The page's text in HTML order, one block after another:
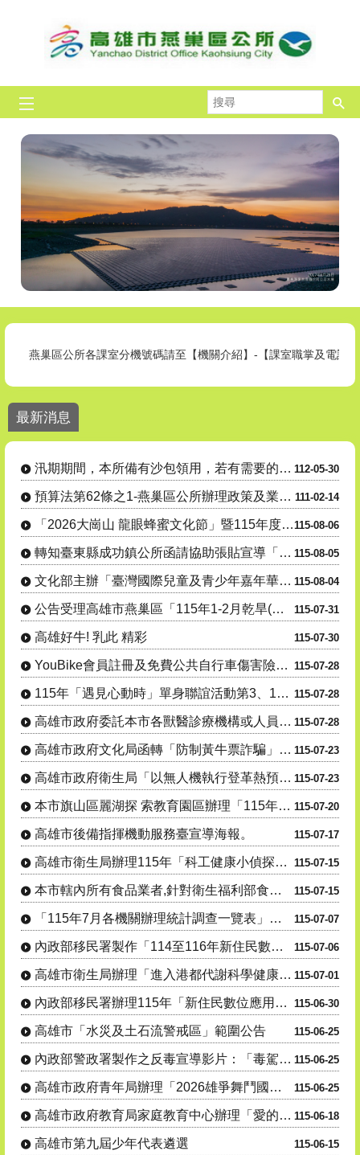
尋
燕巢區公所各課室分機號碼請至【機關介紹】-【課室職掌及電話
汛期間本所備有沙包領用，若有需要的民眾請善加利用。
24小時毒防諮詢專線 : 0800-770-885(請請你、幫幫我)
1. 電池回收3”要” 安全又環保！、2. 點亮綠生活 生活更環保 燈管
最新消息
112-05-30
汛期期間，本所備有沙包領用，若有需要的民眾請善加利用。
111-02-14
預算法第62條之1-燕巢區公所辦理政策及業務宣導之執行情形表
115-08-06
「2026大崗山 龍眼蜂蜜文化節」暨115年度產銷履歷豬肉暨米食推廣- 『豬香米寶 蜜香田寮』豬肉米....
115-08-05
轉知臺東縣成功鎮公所函請協助張貼宣導「115年度成功鎮阿美族文化節暨傳統舞蹈競賽及族語推廣系列活動」....
115-08-04
文化部主辦「臺灣國際兒童及青少年嘉年華」活動
115-07-31
公告受理高雄市燕巢區「115年1-2月乾旱(遲發性)」蜂群(蜜源缺乏)農業天然災害現金救助及受災證明....
115-07-30
高雄好牛! 乳此 精彩
115-07-28
YouBike會員註冊及免費公共自行車傷害險投保宣導
115-07-28
115年「遇見心動時」單身聯誼活動第3、10-14梯次，8月7日至16日受理網路報名，歡迎踴躍參與
115-07-28
高雄市政府委託本市各獸醫診療機構或人員辦理「動物狂犬 病預防注射及核發證明文件」公告1份
115-07-23
高雄市政府文化局函轉「防制黃牛票詐騙」聯合宣導活動。
115-07-23
高雄市政府衛生局「以無人機執行登革熱預警風險巡查高處病媒蚊孳生源」公告。
115-07-20
本市旗山區麗湖探 索教育園區辦理「115年度犬貓絕育(結紮)三合一活 動」
115-07-17
高雄市後備指揮機動服務臺宣導海報。
115-07-15
高雄市衛生局辦理115年「科工健康小偵探出發!搜尋代謝健康線索」活動資訊宣導。
115-07-15
本市轄內所有食品業者,針對衛生福利部食品藥物管理署115年7月7日及115年7月9日公告之問題油品,....
115-07-07
「115年7月各機關辦理統計調查一覽表」，供為民眾 向「165反詐騙專線」
115-07-06
內政部移民署製作「114至116年新住民數位應用培力計畫」宣導影片
115-07-01
高雄市衛生局辦理「進入港都代謝科學健康研究所」線上有獎徵答活動。
115-06-30
內政部移民署辦理115年「新住民數位應用培力計畫」
115-06-25
高雄市「水災及土石流警戒區」範圍公告
115-06-25
內政部警政署製作之反毒宣導影片：「毒駕，就是開 上家破人亡的單行道，遠離毒品，拒絕毒駕！」
115-06-25
高雄市政府青年局辦理「2026雄爭舞鬥國際街舞大賽」，歡迎學生及民眾踴躍參與。
115-06-18
高雄市政府教育局家庭教育中心辦理「愛的界線新視界：跟上法律的新世代正向親職講座」親職教育系列講座活動....
115-06-15
高雄市第九屆少年代表遴選